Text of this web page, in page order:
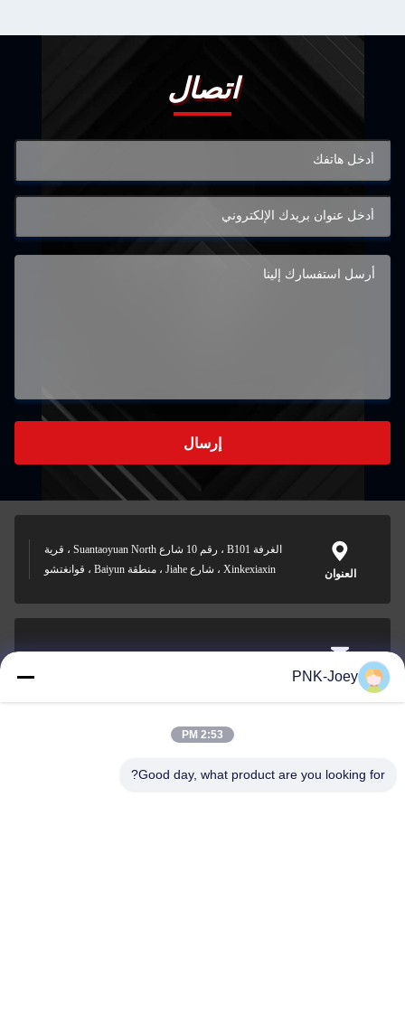
اتصال
إرسال
العنوان
الغرفة B101 ، رقم 10 شارع Suantaoyuan North ، قرية
Xinkexiaxin ، شارع Jiahe ، منطقة Baiyun ، قوانغتشو
البريد
xianzhihao@gzxingchao.info
008613580404923
PNK-Joey
2:53 PM
Good day, what product are you looking for?